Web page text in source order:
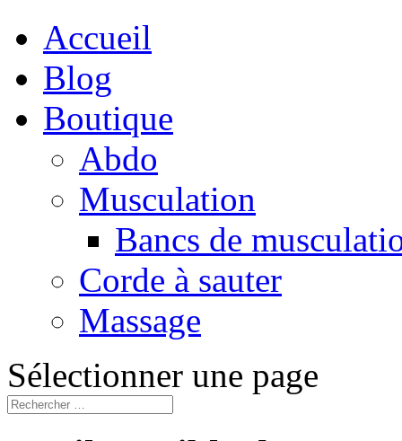
Accueil
Blog
Boutique
Abdo
Musculation
Bancs de
Corde à sauter
Massage
Sélectionner une page